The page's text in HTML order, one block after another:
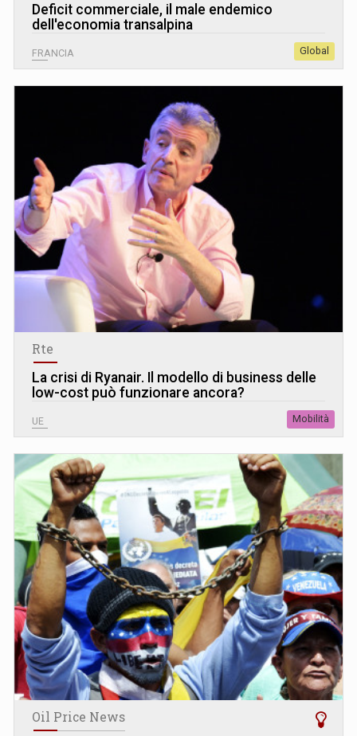
Deficit commerciale, il male endemico
dell'economia transalpina
FRANCIA Global
Rte
La crisi di Ryanair. Il modello di business delle
low-cost può funzionare ancora?
UE Mobilità
Oil Price News